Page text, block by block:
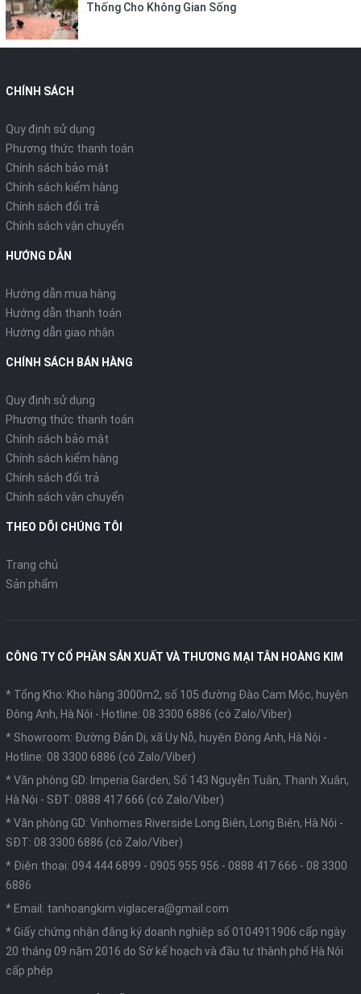
Thống Cho Không Gian Sống
CHÍNH SÁCH
Quy định sử dụng
Phương thức thanh toán
Chính sách bảo mật
Chính sách kiểm hàng
Chính sách đổi trả
Chính sách vận chuyển
HƯỚNG DẪN
Hướng dẫn mua hàng
Hướng dẫn thanh toán
Hướng dẫn giao nhận
CHÍNH SÁCH BÁN HÀNG
Quy định sử dụng
Phương thức thanh toán
Chính sách bảo mật
Chính sách kiểm hàng
Chính sách đổi trả
Chính sách vận chuyển
THEO DÕI CHÚNG TÔI
Trang chủ
Sản phẩm
CÔNG TY CỔ PHẦN SẢN XUẤT VÀ THƯƠNG MẠI TÂN HOÀNG KIM
* Tổng Kho: Kho hàng 3000m2, số 105 đường Đào Cam Mộc, huyện
Đông Anh, Hà Nội - Hotline: 08 3300 6886 (có Zalo/Viber)
* Showroom: Đường Đản Dị, xã Uy Nỗ, huyện Đông Anh, Hà Nội -
Hotline: 08 3300 6886 (có Zalo/Viber)
* Văn phòng GD: Imperia Garden, Số 143 Nguyễn Tuân, Thanh Xuân,
Hà Nội - SĐT: 0888 417 666 (có Zalo/Viber)
* Văn phòng GD: Vinhomes Riverside Long Biên, Long Biên, Hà Nội -
SĐT: 08 3300 6886 (có Zalo/Viber)
* Điện thoại: 094 444 6899 - 0905 955 956 - 0888 417 666 - 08 3300
6886
* Email: tanhoangkim.viglacera@gmail.com
* Giấy chứng nhận đăng ký doanh nghiệp số 0104911906 cấp ngày
20 tháng 09 năm 2016 do Sở kế hoạch và đầu tư thành phố Hà Nội
cấp phép